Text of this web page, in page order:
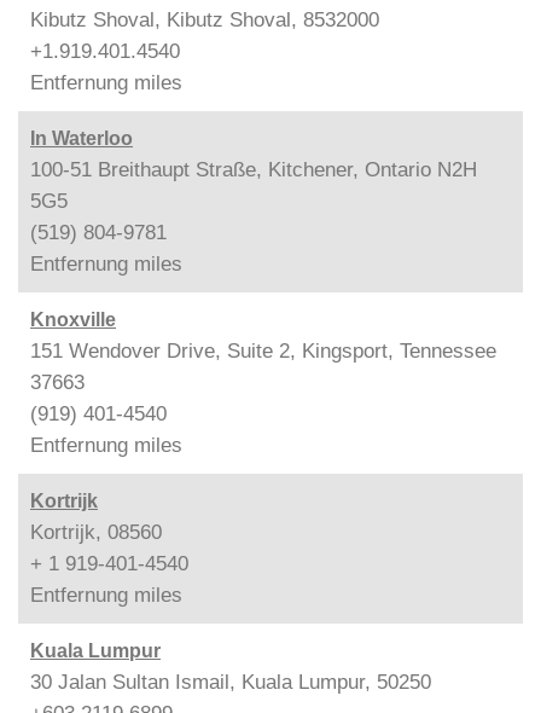
Kibutz Shoval, Kibutz Shoval, 8532000
+1.919.401.4540
Entfernung miles
In Waterloo
100-51 Breithaupt Straße, Kitchener, Ontario N2H
5G5
(519) 804-9781
Entfernung miles
Knoxville
151 Wendover Drive, Suite 2, Kingsport, Tennessee
37663
(919) 401-4540
Entfernung miles
Kortrijk
Kortrijk, 08560
+ 1 919-401-4540
Entfernung miles
Kuala Lumpur
30 Jalan Sultan Ismail, Kuala Lumpur, 50250